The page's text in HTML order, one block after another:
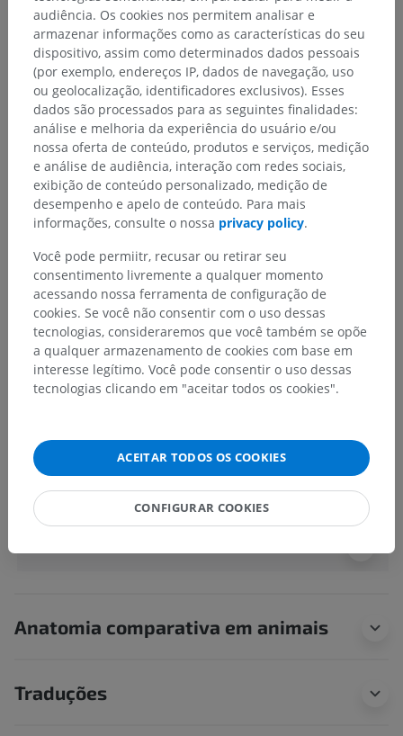
Hierarquia anatômica
Anatomia humana 2
Corpo humano> Systemata integrantia>
Sistema nervoso> Sistema nervoso central>
Medula espinal>
Substância branca da medula espinal>
Fascículo ântero-lateral> Trato espinolivar
Anatomia humana 1
Anatomia comparativa em animais
Traduções
audiência. Os cookies nos permitem analisar e
armazenar informações como as características do seu
dispositivo, assim como determinados dados pessoais
(por exemplo, endereços IP, dados de navegação, uso
ou geolocalização, identificadores exclusivos). Esses
dados são processados para as seguintes finalidades:
análise e melhoria da experiência do usuário e/ou
nossa oferta de conteúdo, produtos e serviços, medição
e análise de audiência, interação com redes sociais,
exibição de conteúdo personalizado, medição de
desempenho e apelo de conteúdo. Para mais
informações, consulte o nossa privacy policy.
Você pode permiitr, recusar ou retirar seu
consentimento livremente a qualquer momento
acessando nossa ferramenta de configuração de
cookies. Se você não consentir com o uso dessas
tecnologias, consideraremos que você também se opõe
a qualquer armazenamento de cookies com base em
interesse legítimo. Você pode consentir o uso dessas
tecnologias clicando em "aceitar todos os cookies".
ACEITAR TODOS OS COOKIES
CONFIGURAR COOKIES